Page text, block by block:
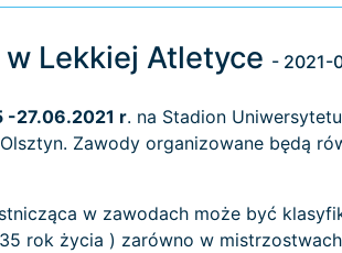
Lekkiej Atletyce - 2021-
-27.06.2021 r. na Stadion
Olsztyn. Zawody organizowane będą
w zawodach może być
rok życia ) zarówno w